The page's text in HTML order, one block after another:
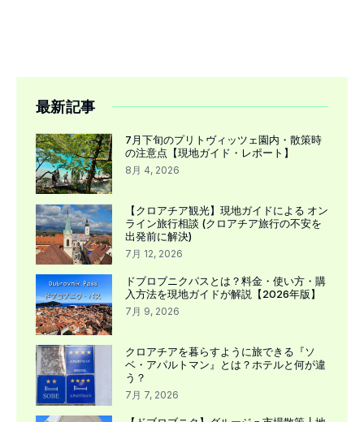
最新記事
7月下旬のプリトヴィッツェ園内・散策時
の注意点【現地ガイド・レポート】
8月 4, 2026
【クロアチア観光】現地ガイドによる オン
ライン旅行相談 (クロアチア旅行の不安を
出発前に解決)
7月 12, 2026
ドブロブニクパスとは？料金・使い方・購
入方法を現地ガイドが解説【2026年版】
7月 9, 2026
クロアチアを暮らすように旅できる『ソ
ベ・アパルトマン』とは？ホテルと何が違
う？
7月 7, 2026